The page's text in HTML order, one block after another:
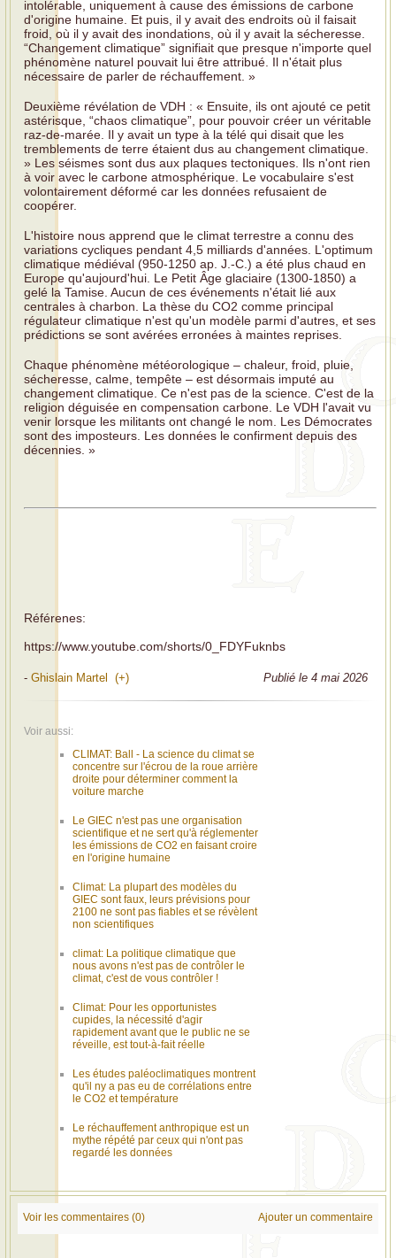
intolérable, uniquement à cause des émissions de carbone
d'origine humaine. Et puis, il y avait des endroits où il faisait
froid, où il y avait des inondations, où il y avait la sécheresse.
“Changement climatique” signifiait que presque n'importe quel
phénomène naturel pouvait lui être attribué. Il n'était plus
nécessaire de parler de réchauffement. »
Deuxième révélation de VDH : « Ensuite, ils ont ajouté ce petit
astérisque, “chaos climatique”, pour pouvoir créer un véritable
raz-de-marée. Il y avait un type à la télé qui disait que les
tremblements de terre étaient dus au changement climatique.
» Les séismes sont dus aux plaques tectoniques. Ils n'ont rien
à voir avec le carbone atmosphérique. Le vocabulaire s'est
volontairement déformé car les données refusaient de
coopérer.
L'histoire nous apprend que le climat terrestre a connu des
variations cycliques pendant 4,5 milliards d'années. L'optimum
climatique médiéval (950-1250 ap. J.-C.) a été plus chaud en
Europe qu'aujourd'hui. Le Petit Âge glaciaire (1300-1850) a
gelé la Tamise. Aucun de ces événements n'était lié aux
centrales à charbon. La thèse du CO2 comme principal
régulateur climatique n'est qu'un modèle parmi d'autres, et ses
prédictions se sont avérées erronées à maintes reprises.
Chaque phénomène météorologique – chaleur, froid, pluie,
sécheresse, calme, tempête – est désormais imputé au
changement climatique. Ce n'est pas de la science. C'est de la
religion déguisée en compensation carbone. Le VDH l'avait vu
venir lorsque les militants ont changé le nom. Les Démocrates
sont des imposteurs. Les données le confirment depuis des
décennies. »
Référenes:
https://www.youtube.com/shorts/0_FDYFuknbs
- Ghislain Martel (+) Publié le 4 mai 2026
Voir aussi:
CLIMAT: Ball - La science du climat se
concentre sur l'écrou de la roue arrière
droite pour déterminer comment la
voiture marche
Le GIEC n'est pas une organisation
scientifique et ne sert qu'à réglementer
les émissions de CO2 en faisant croire
en l'origine humaine
Climat: La plupart des modèles du
GIEC sont faux, leurs prévisions pour
2100 ne sont pas fiables et se révèlent
non scientifiques
climat: La politique climatique que
nous avons n'est pas de contrôler le
climat, c'est de vous contrôler !
Climat: Pour les opportunistes
cupides, la nécessité d'agir
rapidement avant que le public ne se
réveille, est tout-à-fait réelle
Les études paléoclimatiques montrent
qu'il ny a pas eu de corrélations entre
le CO2 et température
Le réchauffement anthropique est un
mythe répété par ceux qui n'ont pas
regardé les données
Voir les commentaires (0) Ajouter un commentaire